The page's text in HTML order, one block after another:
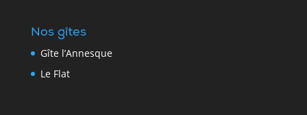
Nos gîtes
Gîte l’Annesque
Le Flat